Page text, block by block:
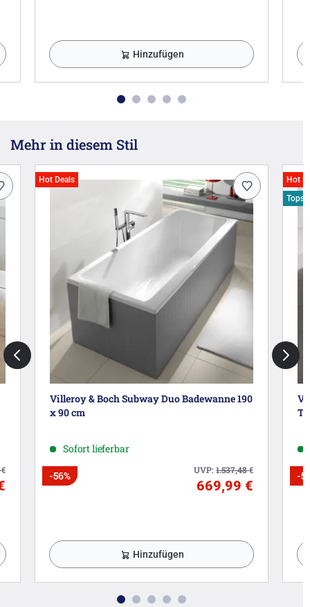
Hinzufügen
Mehr in diesem Stil
€
Hot Deals
Villeroy & Boch Subway Duo Badewanne 190
x 90 cm
Sofort lieferbar
UVP:1.537,48€
-56%
669,99 €
Hinzufügen
Hot
-